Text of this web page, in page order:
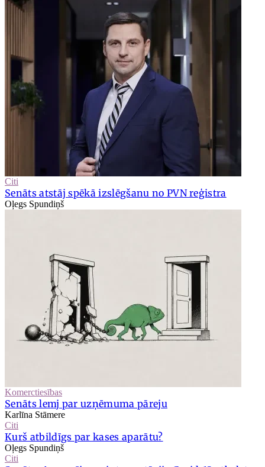
Citi
Senāts atstāj spēkā izslēgšanu no PVN reģistra
Oļegs Spundiņš
Komerctiesības
Senāts lemj par uzņēmuma pāreju
Karlīna Stāmere
Citi
Kurš atbildīgs par kases aparātu?
Oļegs Spundiņš
Citi